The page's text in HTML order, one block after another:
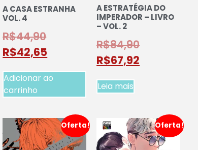
A CASA ESTRANHA
VOL. 4
R$44,90
R$42,65
Adicionar ao
carrinho
A ESTRATÉGIA DO
IMPERADOR – LIVRO
– VOL. 2
R$84,90
R$67,92
Leia mais
Oferta! Oferta!